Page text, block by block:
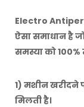
Electro
ऐसा समाधान है
समस्या को
1) मशीन खरीदने
मिलती है।